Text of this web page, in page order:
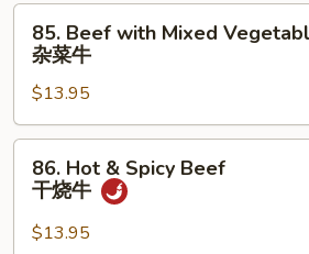
青
Beef
with
Mixed
Vegetables
杂
85. Beef with Mixed
杂菜牛
$13.95
Hot
Spicy
86. Hot & Spicy Beef
干烧牛
$13.95